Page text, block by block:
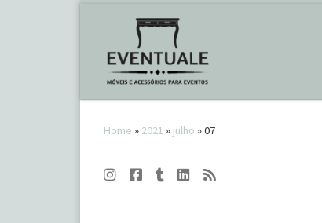
Home » 2021 » julho »07